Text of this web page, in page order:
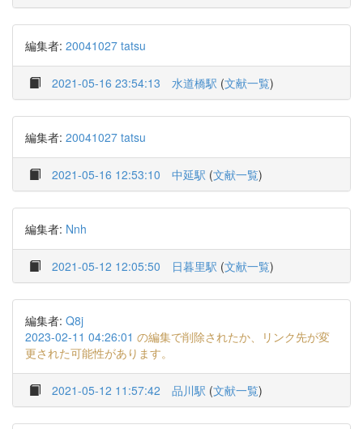
編集者: 20041027 tatsu
2021-05-16 23:54:13 水道橋駅 (文献一覧)
編集者: 20041027 tatsu
2021-05-16 12:53:10 中延駅 (文献一覧)
編集者: Nnh
2021-05-12 12:05:50 日暮里駅 (文献一覧)
編集者: Q8j
2023-02-11 04:26:01 の編集で削除されたか、リンク先が変
更された可能性があります。
2021-05-12 11:57:42 品川駅 (文献一覧)